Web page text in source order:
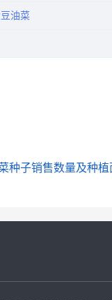
油菜
种子销售数量及种